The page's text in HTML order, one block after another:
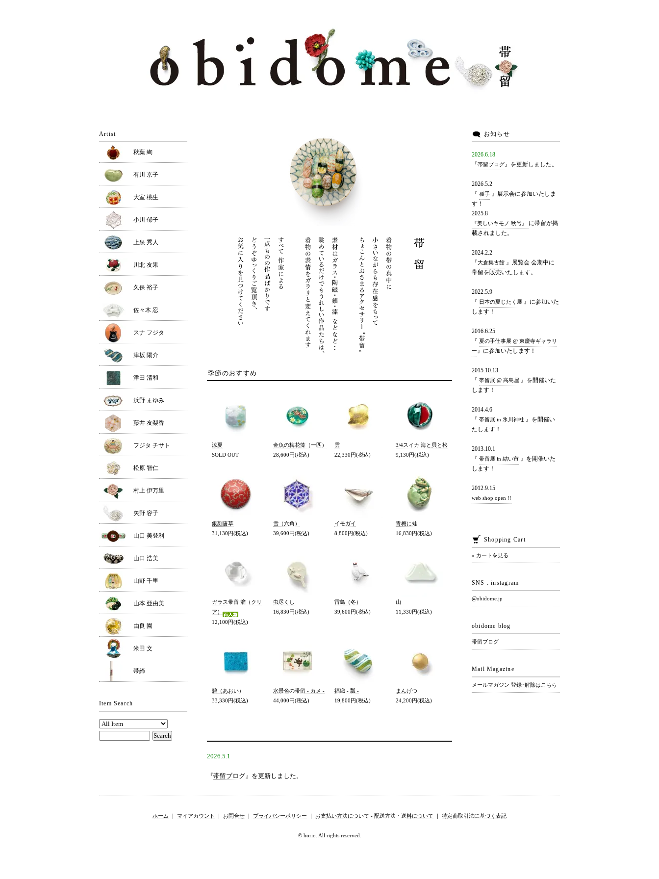
季節のおすすめ
涼夏
SOLD OUT
金魚の梅花藻（一匹）
28,600円(税込)
雲
22,330円(税込)
3/4スイカ 海と貝と松
9,130円(税込)
銀刻唐草
31,130円(税込)
雪（六角）
39,600円(税込)
イモガイ
8,800円(税込)
青梅に蛙
16,830円(税込)
ガラス帯留 溜（クリ
ア）
12,100円(税込)
虫尽くし
16,830円(税込)
雷鳥（冬）
39,600円(税込)
山
11,330円(税込)
碧（あおい）
33,330円(税込)
水景色の帯留 - カメ -
44,000円(税込)
福織 - 瓢 -
19,800円(税込)
まんげつ
24,200円(税込)
2026.5.1
『帯留ブログ』を更新しました。
Artist
秋葉 絢
有川 京子
大室 桃生
小川 郁子
上泉 秀人
川北 友果
久保 裕子
佐々木 忍
スナ フジタ
津坂 陽介
津田 清和
浜野 まゆみ
藤井 友梨香
フジタ チサト
松原 智仁
村上 伊万里
矢野 容子
山口 美登利
山口 浩美
山野 千里
山本 亜由美
由良 園
米田 文
帯締
Item Search
お知らせ
2026.6.18
『帯留ブログ』を更新しました。
2026.5.2
『 種手 』展示会に参加いたしま
す！
2025.8
『美しいキモノ 秋号』 に帯留が掲
載されました。
2024.2.2
『大倉集古館 』展覧会 会期中に
帯留を販売いたします。
2022.5.9
『 日本の夏じたく展 』に参加いた
します！
2016.6.25
『 夏の手仕事展 @ 東慶寺ギャラリ
ー』に参加いたします！
2015.10.13
『 帯留展 @ 高島屋 』を開催いた
します！
2014.4.6
『 帯留展 in 氷川神社 』を開催い
たします！
2013.10.1
『 帯留展 in 結い市 』を開催いた
します！
2012.9.15
web shop open !!
Shopping Cart
» カートを見る
SNS : instagram
@obidome.jp
obidome blog
帯留ブログ
Mail Magazine
メールマガジン 登録･解除はこちら
ホーム ｜ マイアカウント ｜ お問合せ ｜ プライバシーポリシー ｜ お支払い方法について - 配送方法・送料について ｜ 特定商取引法に基づく表記
© horio. All rights reserved.